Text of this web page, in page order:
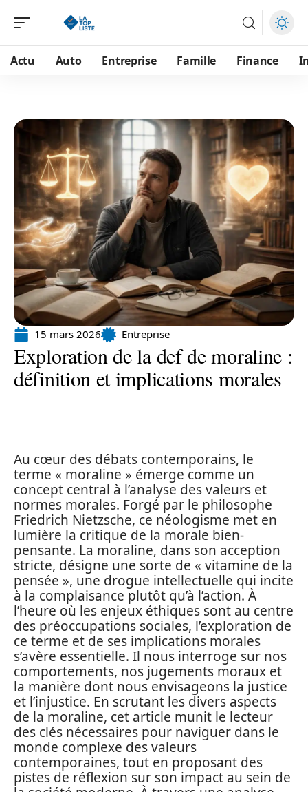
Actu Auto Entreprise Famille Finance
15 mars 2026 Entreprise
Exploration de la def de moraline :
définition et implications morales
Au cœur des débats contemporains, le
terme « moraline » émerge comme un
concept central à l’analyse des valeurs et
normes morales. Forgé par le philosophe
Friedrich Nietzsche, ce néologisme met en
lumière la critique de la morale bien-
pensante. La moraline, dans son acception
stricte, désigne une sorte de « vitamine de la
pensée », une drogue intellectuelle qui incite
à la complaisance plutôt qu’à l’action. À
l’heure où les enjeux éthiques sont au centre
des préoccupations sociales, l’exploration de
ce terme et de ses implications morales
s’avère essentielle. Il nous interroge sur nos
comportements, nos jugements moraux et
la manière dont nous envisageons la justice
et l’injustice. En scrutant les divers aspects
de la moraline, cet article munit le lecteur
des clés nécessaires pour naviguer dans le
monde complexe des valeurs
contemporaines, tout en proposant des
pistes de réflexion sur son impact au sein de